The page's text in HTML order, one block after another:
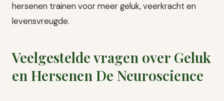
hersenen trainen voor meer geluk, veerkracht en
levensvreugde.
Veelgestelde vragen over Geluk
en Hersenen De Neuroscience